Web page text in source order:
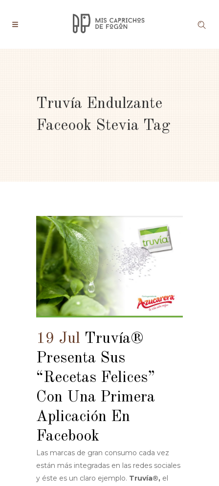
Truvía Endulzante
Faceook Stevia Tag
19 Jul Truvía®
Presenta Sus
“Recetas Felices”
Con Una Primera
Aplicación En
Facebook
Las marcas de gran consumo cada vez
están más integradas en las redes sociales
y éste es un claro ejemplo. Truvía®, el